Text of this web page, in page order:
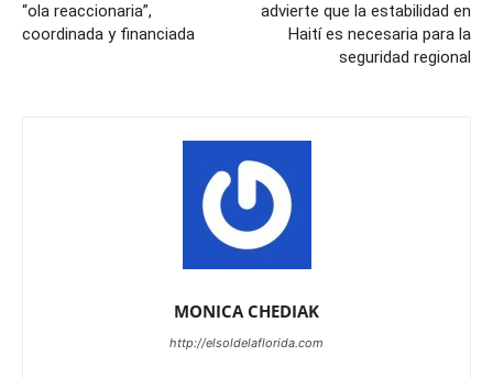
“ola reaccionaria”,
coordinada y financiada
advierte que la estabilidad en
Haití es necesaria para la
seguridad regional
MONICA CHEDIAK
http://elsoldelaflorida.com